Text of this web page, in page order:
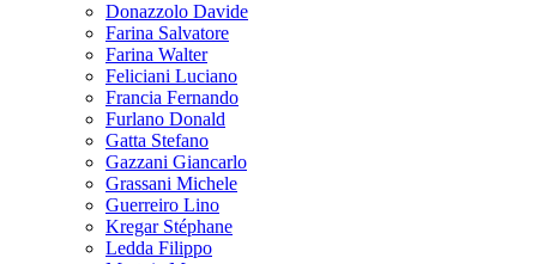
Donazzolo Davide
Farina Salvatore
Farina Walter
Feliciani Luciano
Francia Fernando
Furlano Donald
Gatta Stefano
Gazzani Giancarlo
Grassani Michele
Guerreiro Lino
Kregar Stéphane
Ledda Filippo